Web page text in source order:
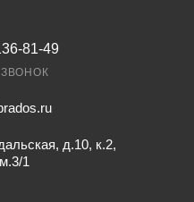
81-49
ЗВОНОК
д.10, к.2,
1